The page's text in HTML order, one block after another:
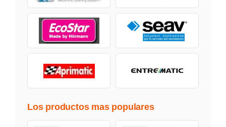
Los productos mas populares